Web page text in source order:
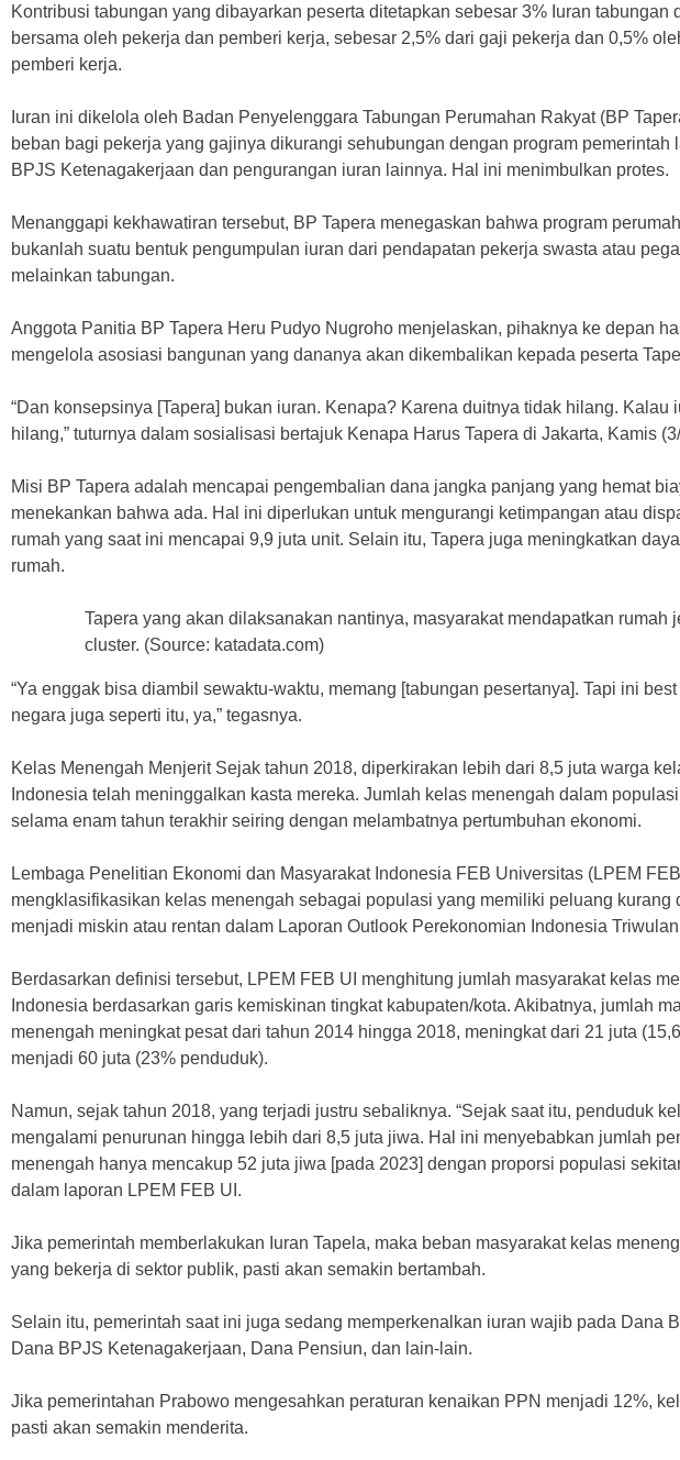
Kontribusi tabungan yang dibayarkan peserta ditetapkan sebesar 3% Iuran tabungan
bersama oleh pekerja dan pemberi kerja, sebesar 2,5% dari gaji pekerja dan 0,5%
pemberi kerja.
Iuran ini dikelola oleh Badan Penyelenggara Tabungan Perumahan Rakyat (BP
beban bagi pekerja yang gajinya dikurangi sehubungan dengan program pemerintah
BPJS Ketenagakerjaan dan pengurangan iuran lainnya. Hal ini menimbulkan protes.
Menanggapi kekhawatiran tersebut, BP Tapera menegaskan bahwa program
bukanlah suatu bentuk pengumpulan iuran dari pendapatan pekerja swasta atau
melainkan tabungan.
Anggota Panitia BP Tapera Heru Pudyo Nugroho menjelaskan, pihaknya ke depan
mengelola asosiasi bangunan yang dananya akan dikembalikan kepada peserta
“Dan konsepsinya [Tapera] bukan iuran. Kenapa? Karena duitnya tidak hilang. Kalau
hilang,” tuturnya dalam sosialisasi bertajuk Kenapa Harus Tapera di Jakarta, Kamis
Misi BP Tapera adalah mencapai pengembalian dana jangka panjang yang hemat
menekankan bahwa ada. Hal ini diperlukan untuk mengurangi ketimpangan atau
rumah yang saat ini mencapai 9,9 juta unit. Selain itu, Tapera juga meningkatkan
rumah.
Tapera yang akan dilaksanakan nantinya, masyarakat mendapatkan rumah
cluster. (Source: katadata.com)
“Ya enggak bisa diambil sewaktu-waktu, memang [tabungan pesertanya]. Tapi ini
negara juga seperti itu, ya,” tegasnya.
Kelas Menengah Menjerit Sejak tahun 2018, diperkirakan lebih dari 8,5 juta warga
Indonesia telah meninggalkan kasta mereka. Jumlah kelas menengah dalam
selama enam tahun terakhir seiring dengan melambatnya pertumbuhan ekonomi.
Lembaga Penelitian Ekonomi dan Masyarakat Indonesia FEB Universitas (LPEM
mengklasifikasikan kelas menengah sebagai populasi yang memiliki peluang kurang
menjadi miskin atau rentan dalam Laporan Outlook Perekonomian Indonesia
Berdasarkan definisi tersebut, LPEM FEB UI menghitung jumlah masyarakat kelas
Indonesia berdasarkan garis kemiskinan tingkat kabupaten/kota. Akibatnya, jumlah
menengah meningkat pesat dari tahun 2014 hingga 2018, meningkat dari 21 juta
menjadi 60 juta (23% penduduk).
Namun, sejak tahun 2018, yang terjadi justru sebaliknya. “Sejak saat itu, penduduk
mengalami penurunan hingga lebih dari 8,5 juta jiwa. Hal ini menyebabkan jumlah
menengah hanya mencakup 52 juta jiwa [pada 2023] dengan proporsi populasi
dalam laporan LPEM FEB UI.
Jika pemerintah memberlakukan Iuran Tapela, maka beban masyarakat kelas
yang bekerja di sektor publik, pasti akan semakin bertambah.
Selain itu, pemerintah saat ini juga sedang memperkenalkan iuran wajib pada Dana
Dana BPJS Ketenagakerjaan, Dana Pensiun, dan lain-lain.
Jika pemerintahan Prabowo mengesahkan peraturan kenaikan PPN menjadi 12%,
pasti akan semakin menderita.